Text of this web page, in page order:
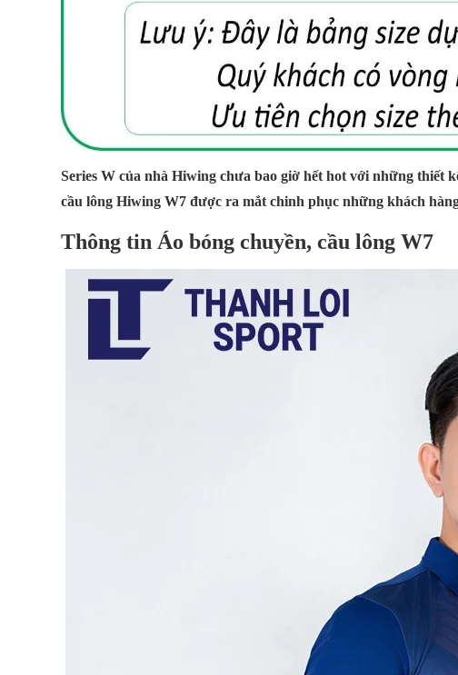
Series W của nhà Hiwing chưa bao giờ hết hot với những thiết
cầu lông Hiwing W7 được ra mắt chinh phục những khách
Thông tin Áo bóng chuyền, cầu lông W7